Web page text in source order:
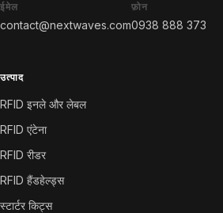
ईमेल
contact@nextwaves.com
फ़ोन
0938 888 373
उत्पाद
RFID इनले और लेबल
RFID एंटेना
RFID रीडर
RFID हैंडहेल्ड्स
स्टार्टर किट्स